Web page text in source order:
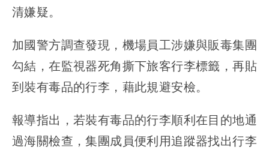
清嫌疑。
加國警方調查發現，機場員工涉嫌與販毒集團
勾結，在監視器死角撕下旅客行李標籤，再貼
到裝有毒品的行李，藉此規避安檢。
報導指出，若裝有毒品的行李順利在目的地通
過海關檢查，集團成員便利用追蹤器找出行李